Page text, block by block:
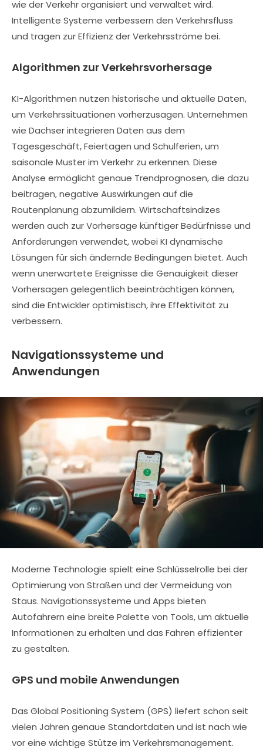
wie der Verkehr organisiert und verwaltet wird.
Intelligente Systeme verbessern den Verkehrsfluss
und tragen zur Effizienz der Verkehrsströme bei.
Algorithmen zur Verkehrsvorhersage
KI-Algorithmen nutzen historische und aktuelle Daten,
um Verkehrssituationen vorherzusagen. Unternehmen
wie Dachser integrieren Daten aus dem
Tagesgeschäft, Feiertagen und Schulferien, um
saisonale Muster im Verkehr zu erkennen. Diese
Analyse ermöglicht genaue Trendprognosen, die dazu
beitragen, negative Auswirkungen auf die
Routenplanung abzumildern. Wirtschaftsindizes
werden auch zur Vorhersage künftiger Bedürfnisse und
Anforderungen verwendet, wobei KI dynamische
Lösungen für sich ändernde Bedingungen bietet. Auch
wenn unerwartete Ereignisse die Genauigkeit dieser
Vorhersagen gelegentlich beeinträchtigen können,
sind die Entwickler optimistisch, ihre Effektivität zu
verbessern.
Navigationssysteme und
Anwendungen
Moderne Technologie spielt eine Schlüsselrolle bei der
Optimierung von Straßen und der Vermeidung von
Staus. Navigationssysteme und Apps bieten
Autofahrern eine breite Palette von Tools, um aktuelle
Informationen zu erhalten und das Fahren effizienter
zu gestalten.
GPS und mobile Anwendungen
Das Global Positioning System (GPS) liefert schon seit
vielen Jahren genaue Standortdaten und ist nach wie
vor eine wichtige Stütze im Verkehrsmanagement.